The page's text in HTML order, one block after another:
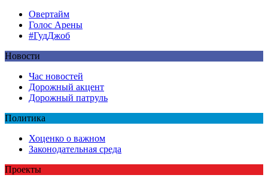
Овертайм
Голос Арены
#ГудДжоб
Новости
Час новостей
Дорожный акцент
Дорожный патруль
Политика
Хоценко о важном
Законодательная среда
Проекты